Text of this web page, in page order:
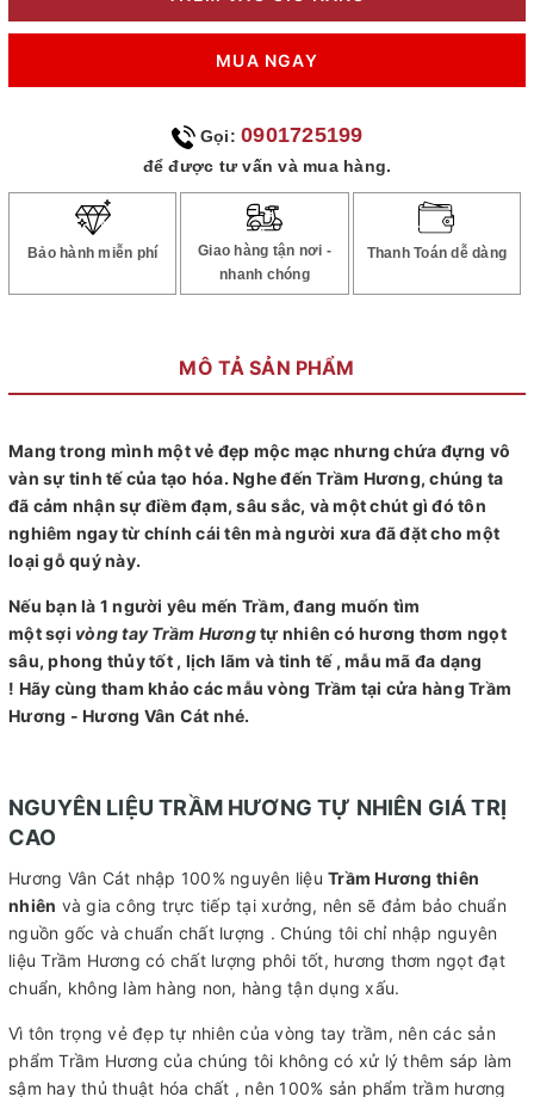
MUA NGAY
Gọi: 0901725199
để được tư vấn và mua hàng.
Bảo hành miễn phí
Giao hàng tận nơi -
nhanh chóng
Thanh Toán dễ dàng
MÔ TẢ SẢN PHẨM
Mang trong mình một vẻ đẹp mộc mạc nhưng chứa đựng vô
vàn sự tinh tế của tạo hóa. Nghe đến Trầm Hương, chúng ta
đã cảm nhận sự điềm đạm, sâu sắc, và một chút gì đó tôn
nghiêm ngay từ chính cái tên mà người xưa đã đặt cho một
loại gỗ quý này.
Nếu bạn là 1 người yêu mến Trầm, đang muốn tìm
một sợi vòng tay Trầm Hươngtự nhiên có hương thơm ngọt
sâu, phong thủy tốt , lịch lãm và tinh tế , mẫu mã đa dạng
! Hãy cùng tham khảo các mẫu vòng Trầm tại cửa hàng Trầm
Hương - Hương Vân Cát nhé.
NGUYÊN LIỆU TRẦM HƯƠNG TỰ NHIÊN GIÁ TRỊ
CAO
Hương Vân Cát nhập 100% nguyên liệu Trầm Hương thiên
nhiên và gia công trực tiếp tại xưởng, nên sẽ đảm bảo chuẩn
nguồn gốc và chuẩn chất lượng . Chúng tôi chỉ nhập nguyên
liệu Trầm Hương có chất lượng phôi tốt, hương thơm ngọt đạt
chuẩn, không làm hàng non, hàng tận dụng xấu.
Vì tôn trọng vẻ đẹp tự nhiên của vòng tay trầm, nên các sản
phẩm Trầm Hương của chúng tôi không có xử lý thêm sáp làm
sậm hay thủ thuật hóa chất , nên 100% sản phẩm trầm hương